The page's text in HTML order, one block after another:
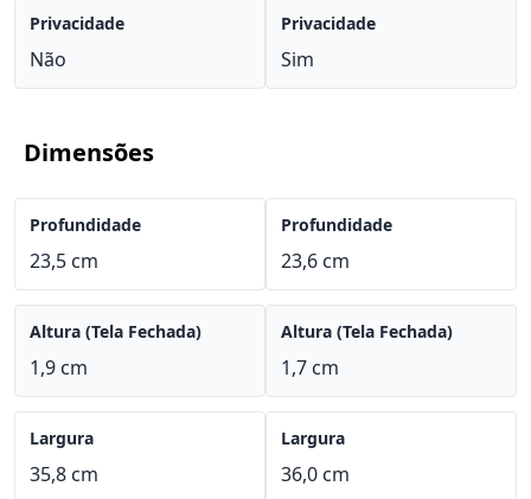
Privacidade
Não
Privacidade
Sim
Dimensões
Profundidade
23,5 cm
Altura (Tela Fechada)
1,9 cm
Largura
35,8 cm
Profundidade
23,6 cm
Altura (Tela Fechada)
1,7 cm
Largura
36,0 cm